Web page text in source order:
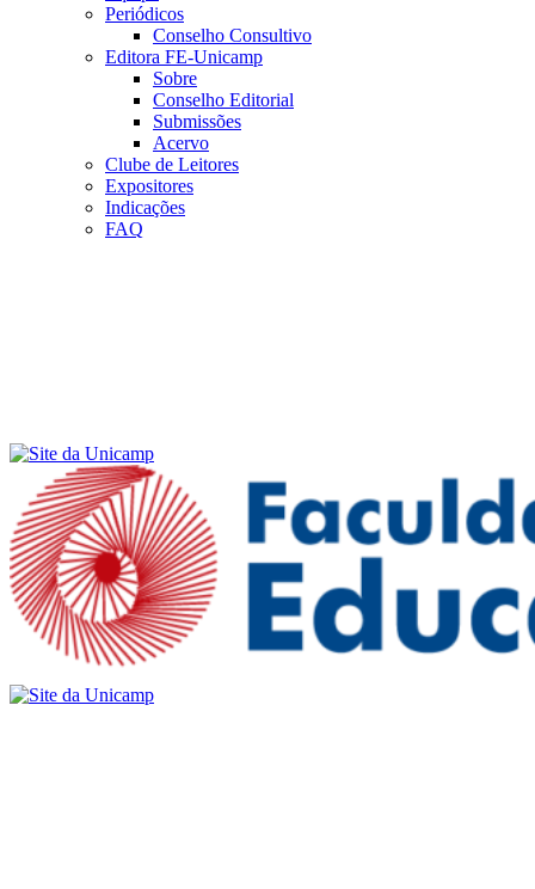
Periódicos
Conselho Consultivo
Editora FE-Unicamp
Sobre
Conselho Editorial
Submissões
Acervo
Clube de Leitores
Expositores
Indicações
FAQ